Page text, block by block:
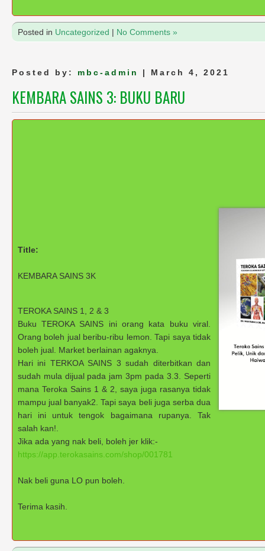
Posted in Uncategorized | No Comments »
Posted by: mbc-admin | March 4, 2021
KEMBARA SAINS 3: BUKU BARU
Title:
KEMBARA SAINS 3K
TEROKA SAINS 1, 2 & 3
Buku TEROKA SAINS ini orang kata buku viral.
Orang boleh jual beribu-ribu lemon. Tapi saya tidak
boleh jual. Market berlainan agaknya.
Hari ini TERKOA SAINS 3 sudah diterbitkan dan
sudah mula dijual pada jam 3pm pada 3.3. Seperti
mana Teroka Sains 1 & 2, saya juga rasanya tidak
mampu jual banyak2. Tapi saya beli juga serba dua
hari ini untuk tengok bagaimana rupanya. Tak
salah kan!.
Jika ada yang nak beli, boleh jer klik:-
https://app.terokasains.com/shop/001781
Nak beli guna LO pun boleh.
Terima kasih.